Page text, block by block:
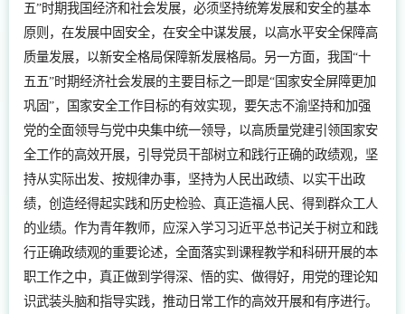
五”时期我国经济和社会发展，必须坚持统筹发展和安全的基本
原则，在发展中固安全，在安全中谋发展，以高水平安全保障高
质量发展，以新安全格局保障新发展格局。另一方面，我国“十
五五”时期经济社会发展的主要目标之一即是“国家安全屏障更加
巩固”，国家安全工作目标的有效实现，要矢志不渝坚持和加强
党的全面领导与党中央集中统一领导，以高质量党建引领国家安
全工作的高效开展，引导党员干部树立和践行正确的政绩观，坚
持从实际出发、按规律办事，坚持为人民出政绩、以实干出政
绩，创造经得起实践和历史检验、真正造福人民、得到群众工人
的业绩。作为青年教师，应深入学习习近平总书记关于树立和践
行正确政绩观的重要论述，全面落实到课程教学和科研开展的本
职工作之中，真正做到学得深、悟的实、做得好，用党的理论知
识武装头脑和指导实践，推动日常工作的高效开展和有序进行。